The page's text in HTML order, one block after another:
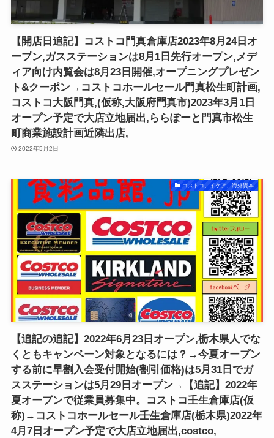
【開店日追記】コストコ門真倉庫店2023年8月24日オ
ープン,ガスステーションは8月1日先行オープン,メデ
ィア向け内覧会は8月23日開催,オープニングプレゼン
ト&クーポン→コストコホールセール門真松生町計画,
コストコ大阪門真,(仮称,大阪府門真市)2023年3月1日
オープン予定で大店立地届出,ららぽーと門真市松生
町商業施設計画近隣出店,
2022年5月2日
コストコ、イケア、海外資本
【追記の追記】2022年6月23日オープン,栃木県人でな
くともキャンペーン対象となるには？→今夏オープン
する前に早割入会受付開始(割引価格)は5月31日でガ
スステーションは5月29日オープン→【追記】2022年
夏オープンで従業員募集中。コストコ壬生倉庫店(仮
称)→コストコホールセール壬生倉庫店(栃木県)2022年
4月7日オープン予定で大店立地届出,costco,